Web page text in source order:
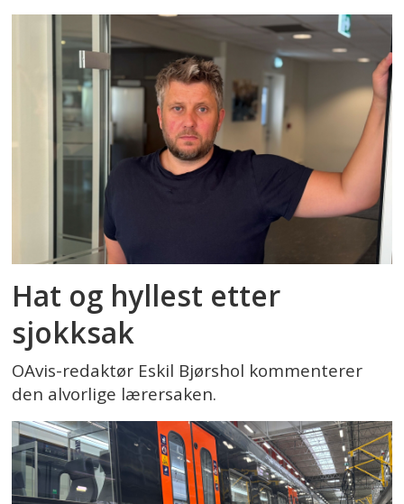
Hat og hyllest etter
sjokksak
OAvis-redaktør Eskil Bjørshol kommenterer
den alvorlige lærersaken.